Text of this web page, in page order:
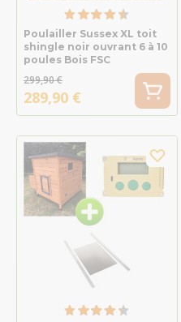
Poulailler Sussex XL toit
shingle noir ouvrant 6 à 10
poules Bois FSC
299,90 €
289,90 €